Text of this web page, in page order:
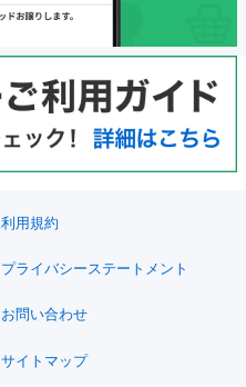
利用規約
プライバシーステートメント
お問い合わせ
サイトマップ